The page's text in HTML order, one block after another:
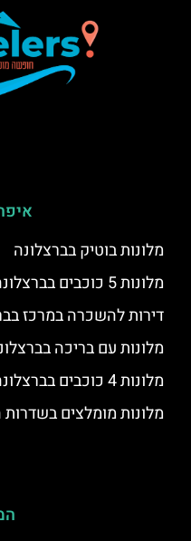
מלונות בוטיק בברצלונה
מלונות 5 כוכבים בברצלונה – בתי מלון יוקרתיים
דירות להשכרה במרכז
מלונות עם בריכה
מלונות 4 כוכבים בברצלונה
מלונות מומלצים